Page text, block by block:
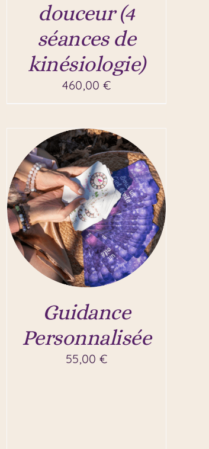
douceur (4
séances de
kinésiologie)
460,00 €
Guidance
Personnalisée
55,00 €